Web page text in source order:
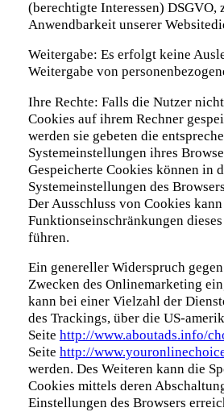
(berechtigte Interessen) DSGVO,
Anwendbarkeit unserer
Weitergabe: Es erfolgt keine
Weitergabe von
Ihre Rechte: Falls die Nutzer
Cookies auf ihrem Rechner
werden sie gebeten die
Systemeinstellungen ihres
Gespeicherte Cookies können in
Systemeinstellungen des
Der Ausschluss von Cookies
Funktionseinschränkungen
führen.
Ein genereller Widerspruch
Zwecken des Onlinemarketing
kann bei einer Vielzahl der
des Trackings, über die US-
Seite http://www.aboutads.info/
Seite http://
werden. Des Weiteren kann die
Cookies mittels deren
Einstellungen des Browsers